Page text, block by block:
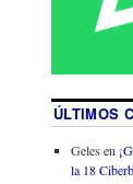
ÚLTIMOS
Geles en
la 18